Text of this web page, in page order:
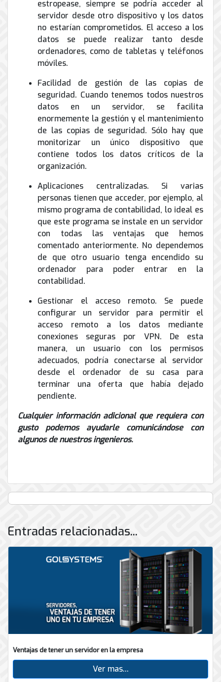
estropease, siempre se podría acceder al
servidor desde otro dispositivo y los datos
no estarían comprometidos. El acceso a los
datos se puede realizar tanto desde
ordenadores, como de tabletas y teléfonos
móviles.
Facilidad de gestión de las copias de
seguridad. Cuando tenemos todos nuestros
datos en un servidor, se facilita
enormemente la gestión y el mantenimiento
de las copias de seguridad. Sólo hay que
monitorizar un único dispositivo que
contiene todos los datos críticos de la
organización.
Aplicaciones centralizadas. Si varias
personas tienen que acceder, por ejemplo, al
mismo programa de contabilidad, lo ideal es
que este programa se instale en un servidor
con todas las ventajas que hemos
comentado anteriormente. No dependemos
de que otro usuario tenga encendido su
ordenador para poder entrar en la
contabilidad.
Gestionar el acceso remoto. Se puede
configurar un servidor para permitir el
acceso remoto a los datos mediante
conexiones seguras por VPN. De esta
manera, un usuario con los permisos
adecuados, podría conectarse al servidor
desde el ordenador de su casa para
terminar una oferta que había dejado
pendiente.
Cualquier información adicional que requiera con
gusto podemos ayudarle comunicándose con
algunos de nuestros ingenieros.
Entradas relacionadas...
Ventajas de tener un servidor en la empresa
Ver mas...